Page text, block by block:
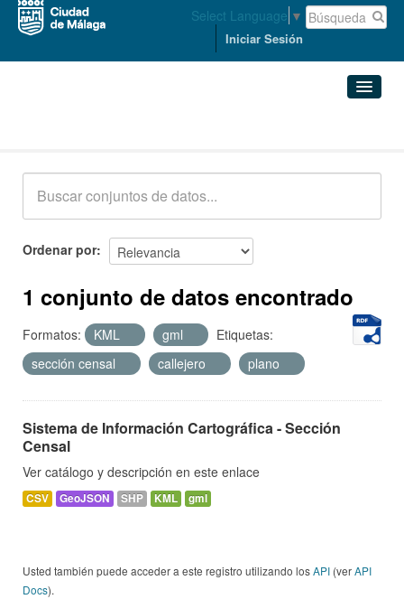
Select Language ▼
Iniciar Sesión
Acerca de
Ordenar por
1 conjunto de datos encontrado
Formatos: KML gml
Etiquetas:
sección censal
callejero plano
Sistema de Información Cartográfica - Sección
Censal
Ver catálogo y descripción en este enlace
CSV GeoJSON SHP KML gml
Usted también puede acceder a este registro utilizando losAPI (verAPI
Docs).